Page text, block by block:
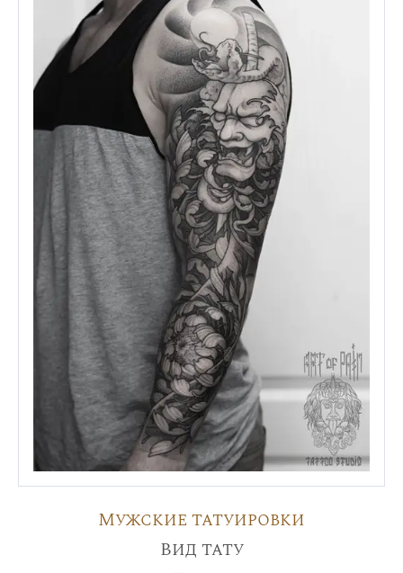
Мужские татуировки
Вид тату